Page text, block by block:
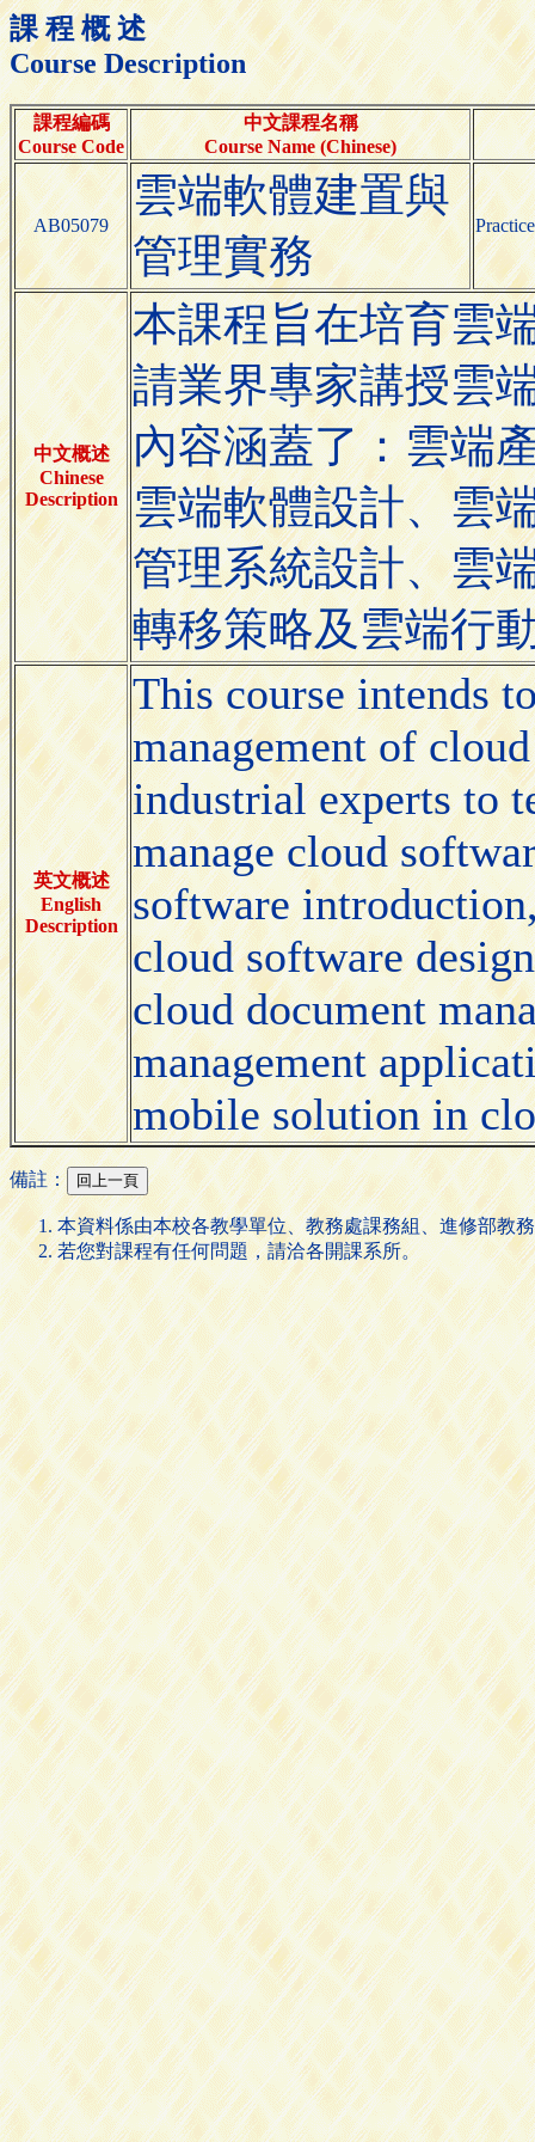
課 程 概 述
Course Description
課程編碼
Course Code
中文課程名稱
Course Name (Chinese)
AB05079
雲端軟體建置與
管理實務
中文概述
Chinese
Description
本課程旨在培育雲
請業界專家講授雲
內容涵蓋了：雲端
雲端軟體設計、雲
管理系統設計、雲
轉移策略及雲端行
英文概述
English
Description
This course intends
management of
industrial experts to
manage cloud
software
cloud software
cloud document
management
mobile solution in
備註：
本資料係由本校各教學單位、教務處課務組、進修部教
若您對課程有任何問題，請洽各開課系所。